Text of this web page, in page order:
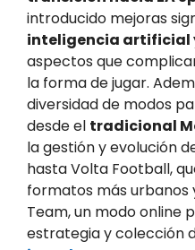
introducido mejoras
inteligencia artificial
aspectos que
la forma de jugar.
diversidad de modos
desde el tradicional
la gestión y evolución
hasta Volta Football,
formatos más urbanos
Team, un modo online
estrategia y colección